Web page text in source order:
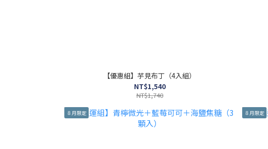
【優惠組】芋見布丁（4入組）
NT$1,540
NT$1,740
８月限定 ８月限定